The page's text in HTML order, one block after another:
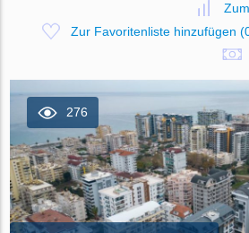
Zur Favoritenliste hinzufügen (
276